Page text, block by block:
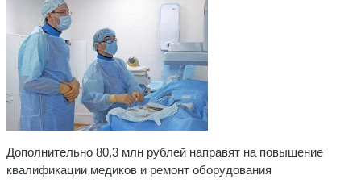
Дополнительно 80,3 млн рублей направят на повышение
квалификации медиков и ремонт оборудования